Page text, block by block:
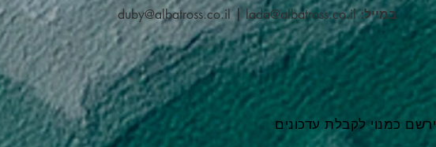
במייל:
duby@albatross.co.il | lada@albatross.co.il
כמנוי לקבלת עדכונים